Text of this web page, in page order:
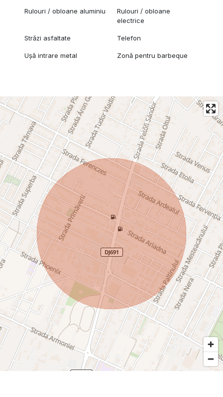
Rulouri / obloane aluminiu
Rulouri / obloane
electrice
Străzi asfaltate Telefon
Ușă intrare metal Zonă pentru barbeque